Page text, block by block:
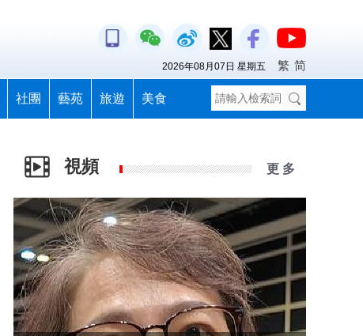
社團 藝苑 旅遊 美食
2026年08月07日 星期五 繁 简
視頻 更 多